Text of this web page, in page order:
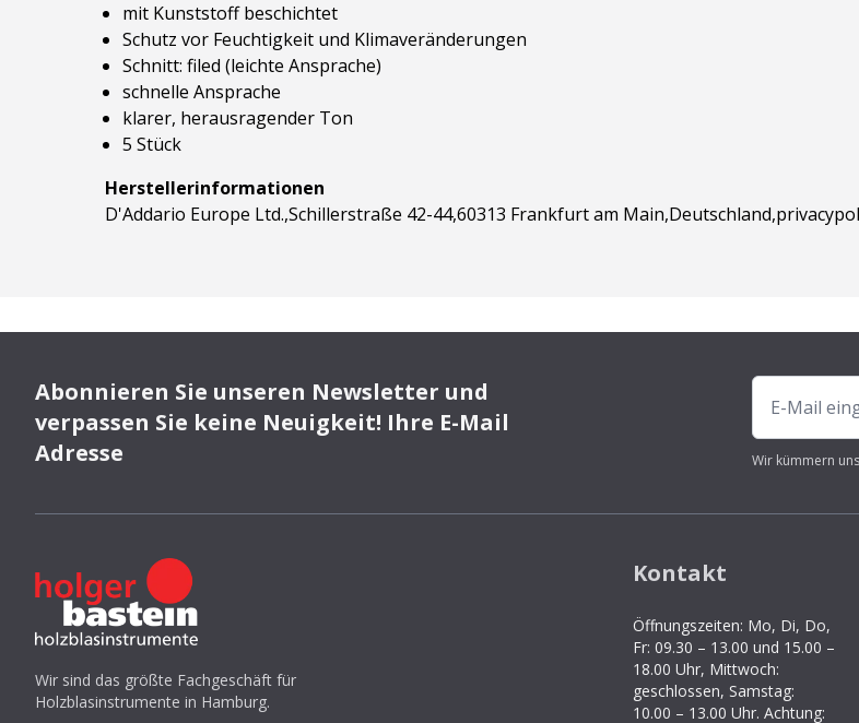
mit Kunststoff beschichtet
Schutz vor Feuchtigkeit und Klimaveränderungen
Schnitt: filed (leichte Ansprache)
schnelle Ansprache
klarer, herausragender Ton
5 Stück
Herstellerinformationen
D'Addario Europe Ltd.,Schillerstraße 42-44,60313 Frankfurt am
Abonnieren Sie unseren Newsletter und
verpassen Sie keine Neuigkeit! Ihre E-Mail
Adresse
Wir kümmern
Wir sind das größte Fachgeschäft für
Holzblasinstrumente in Hamburg.
Kontakt
Öffnungszeiten: Mo, Di, Do,
Fr: 09.30 – 13.00 und 15.00 –
18.00 Uhr, Mittwoch:
geschlossen, Samstag:
10.00 – 13.00 Uhr. Achtung: